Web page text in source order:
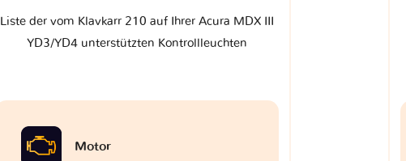
Liste der vom Klavkarr 210 auf Ihrer Acura MDX III
YD3/YD4 unterstützten Kontrollleuchten
Motor